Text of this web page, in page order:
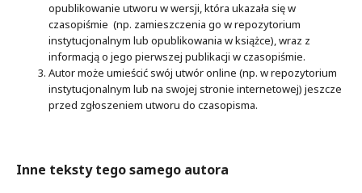
opublikowanie utworu w wersji, która ukazała się w
czasopiśmie (np. zamieszczenia go w repozytorium
instytucjonalnym lub opublikowania w książce), wraz z
informacją o jego pierwszej publikacji w czasopiśmie.
Autor może umieścić swój utwór online (np. w repozytorium
instytucjonalnym lub na swojej stronie internetowej) jeszcze
przed zgłoszeniem utworu do czasopisma.
Inne teksty tego samego autora